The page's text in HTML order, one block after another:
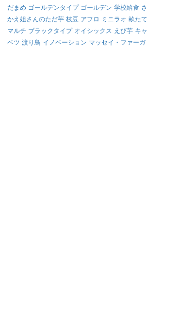
だまめ ゴールデンタイプ ゴールデン 学校給食 さ
かえ姐さんのただ芋 枝豆 アフロ ミニラオ 畝たて
マルチ ブラックタイプ オイシックス えび芋 キャ
ベツ 渡り鳥 イノベーション マッセイ・ファーガ